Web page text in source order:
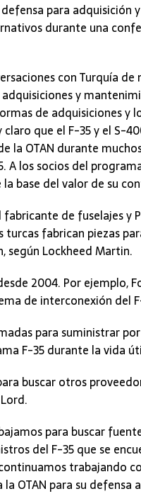
para
durante una
con Turquía
y
de adquisiciones y
que el F-35 y el S-
la OTAN durante
A los socios del
base del valor de su
fabricante de fuselajes
turcas fabrican piezas
según Lockheed Martin.
2004. Por ejemplo,
de interconexión del
para suministrar
F-35 durante la vida
buscar otros
para buscar
del F-35 que se
trabajando
OTAN para su defensa